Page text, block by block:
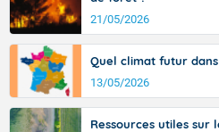
21/05/2026
Quel climat futur
13/05/2026
Ressources utiles sur